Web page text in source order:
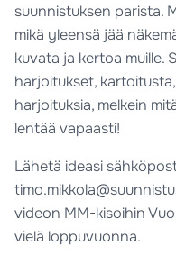
suunnistuksen parista.
mikä yleensä jää
kuvata ja kertoa muille.
harjoitukset,
harjoituksia, melkein
lentää vapaasti!
Lähetä ideasi
videon MM-kisoihin
vielä loppuvuonna.